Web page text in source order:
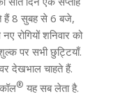
हैं 8 सुबह से 6 बजे,
रोगियों शनिवार को
पर सभी छुट्टियाँ.
देखभाल चाहते हैं.
® यह सब लेता है.